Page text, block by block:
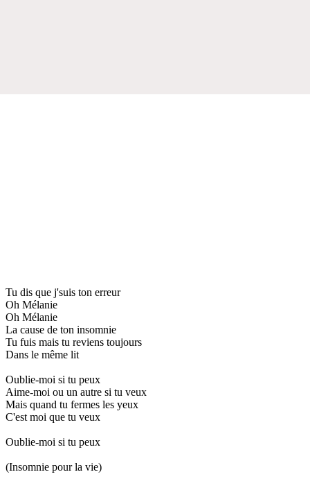
Tu dis que j'suis ton erreur
Oh Mélanie
Oh Mélanie
La cause de ton insomnie
Tu fuis mais tu reviens toujours
Dans le même lit
Oublie-moi si tu peux
Aime-moi ou un autre si tu veux
Mais quand tu fermes les yeux
C'est moi que tu veux
Oublie-moi si tu peux
(Insomnie pour la vie)